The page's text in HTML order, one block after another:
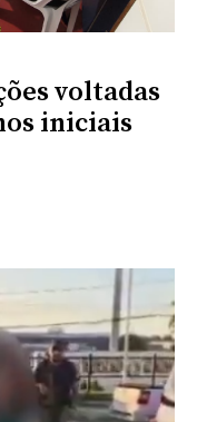
voltadas
iniciais